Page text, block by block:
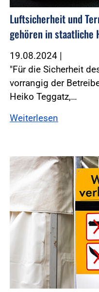
Luftsicherheit und
gehören in staatliche
19.08.2024 |
"Für die Sicherheit
vorrangig der
Heiko Teggatz,…
Weiterlesen